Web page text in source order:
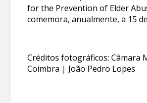
for the Prevention of Elder
comemora, anualmente, a 15
Créditos fotográficos: Câmara
Coimbra | João Pedro Lopes